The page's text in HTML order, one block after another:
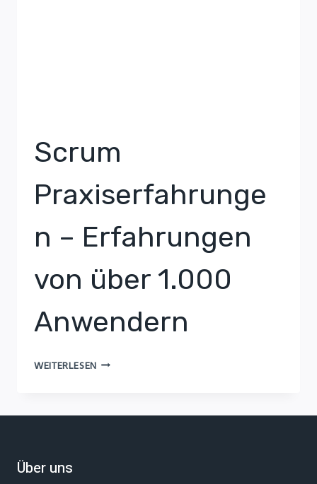
Scrum
Praxiserfahrunge
n – Erfahrungen
von über 1.000
Anwendern
WEITERLESEN SCRUM
Über uns